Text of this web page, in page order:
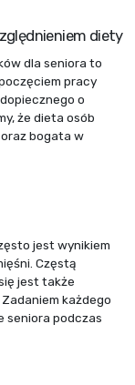
diety
dla seniora to
pracy
o
że dieta osób
bogata w
jest wynikiem
Częstą
jest także
każdego
seniora podczas